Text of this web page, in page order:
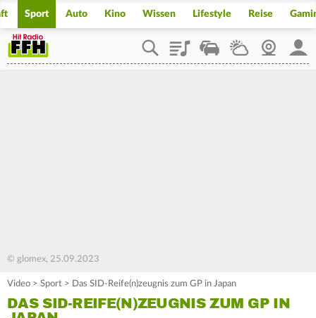
Sport Auto Kino Wissen Lifestyle Reise
PlaylistStaupilotWetterWebcam
© glomex, 25.09.2023
Video > Sport > Das SID-Reife(n)zeugnis zum GP in Japan
DAS SID-REIFE(N)ZEUGNIS ZUM GP IN